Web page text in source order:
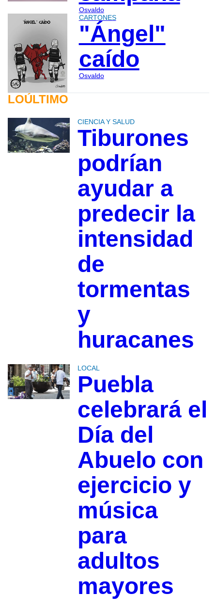
Osvaldo
CARTONES
"Ángel"
caído
Osvaldo
LOÚLTIMO
CIENCIA Y SALUD
Tiburones
podrían
ayudar a
predecir la
intensidad
de
tormentas
y
huracanes
LOCAL
Puebla
celebrará el
Día del
Abuelo con
ejercicio y
música
para
adultos
mayores